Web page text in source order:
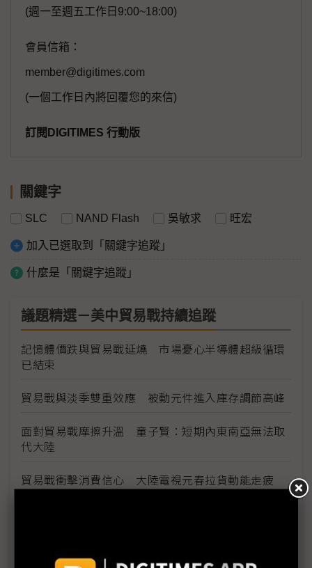
(週一至週五工作日9:00~18:00)
會員信箱：
member@digitimes.com
(一個工作日內將回覆您的來信)
訂閱DIGITIMES 行動版
關鍵字
SLC NAND Flash 吳敏求 旺宏
加入已選取到「關鍵字追蹤」
什麼是「關鍵字追蹤」
議題精選－美中貿易戰持續追蹤
記憶體價跌與貿易戰延燒 市場憂心半導體超級循環
已結束
貿易戰與淡季雙重效應 被動元件進入庫存調節高峰
面對貿易戰摩擦升溫 童子賢：短期內東南亞無法取
代大陸
貿易戰衝擊消費信心 大陸電視元春拉貨動能走疲
後段延伸